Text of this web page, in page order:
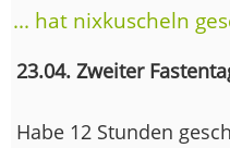
... hat nixkuscheln
23.04. Zweiter
Habe 12 Stunden